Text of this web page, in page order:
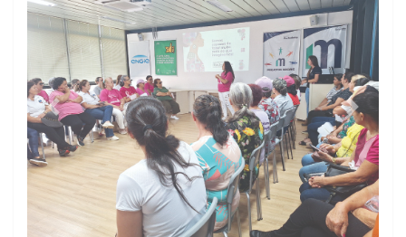
si=JNKTM-SRIqBPMg8w
Previous Next